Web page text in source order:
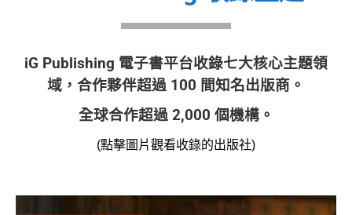
iG Publishing 電子書平台收錄七大核心主題領
域，合作夥伴超過 100 間知名出版商。
全球合作超過 2,000 個機構。
(點擊圖片觀看收錄的出版社)